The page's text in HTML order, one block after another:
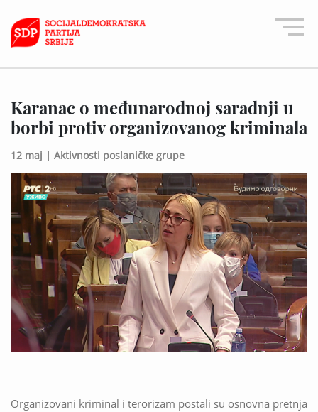
Karanac o međunarodnoj saradnji u
borbi protiv organizovanog kriminala
12 maj | Aktivnosti poslaničke grupe
Organizovani kriminal i terorizam postali su osnovna pretnja